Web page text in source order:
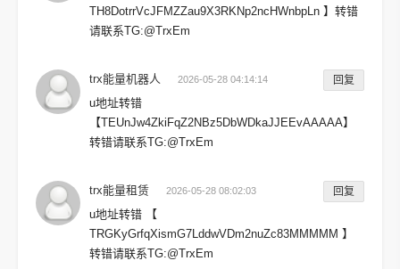
TH8DotrrVcJFMZZau9X3RKNp2ncHWnbpLn 】转错
请联系TG:@TrxEm
trx能量机器人 2026-05-28 04:14:14 回复
u地址转错
【TEUnJw4ZkiFqZ2NBz5DbWDkaJJEEvAAAAA】
转错请联系TG:@TrxEm
trx能量租赁 2026-05-28 08:02:03 回复
u地址转错 【
TRGKyGrfqXismG7LddwVDm2nuZc83MMMMM 】
转错请联系TG:@TrxEm